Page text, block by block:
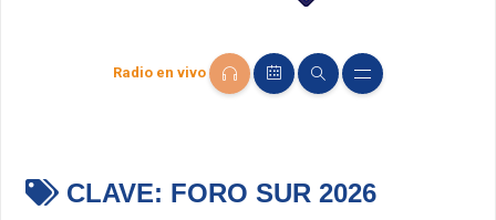
Radio en vivo
CLAVE: FORO SUR 2026